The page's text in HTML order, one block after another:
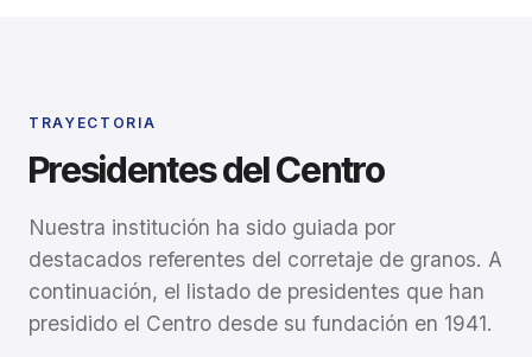
TRAYECTORIA
Presidentes del Centro
Nuestra institución ha sido guiada por
destacados referentes del corretaje de granos. A
continuación, el listado de presidentes que han
presidido el Centro desde su fundación en 1941.